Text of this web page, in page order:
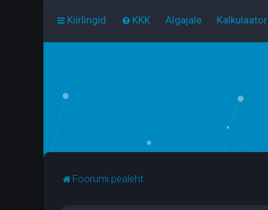
Kiirlingid KKK Algajale Kalkulaator
Foorumi pealeht